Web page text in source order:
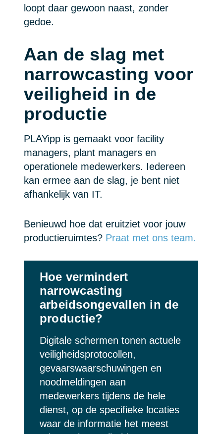
loopt daar gewoon naast, zonder
gedoe.
Aan de slag met
narrowcasting voor
veiligheid in de
productie
PLAYipp is gemaakt voor facility
managers, plant managers en
operationele medewerkers. Iedereen
kan ermee aan de slag, je bent niet
afhankelijk van IT.
Benieuwd hoe dat eruitziet voor jouw
productieruimtes? Praat met ons team.
Hoe vermindert
narrowcasting
arbeidsongevallen in de
productie?
Digitale schermen tonen actuele
veiligheidsprotocollen,
gevaarswaarschuwingen en
noodmeldingen aan
medewerkers tijdens de hele
dienst, op de specifieke locaties
waar de informatie het meest